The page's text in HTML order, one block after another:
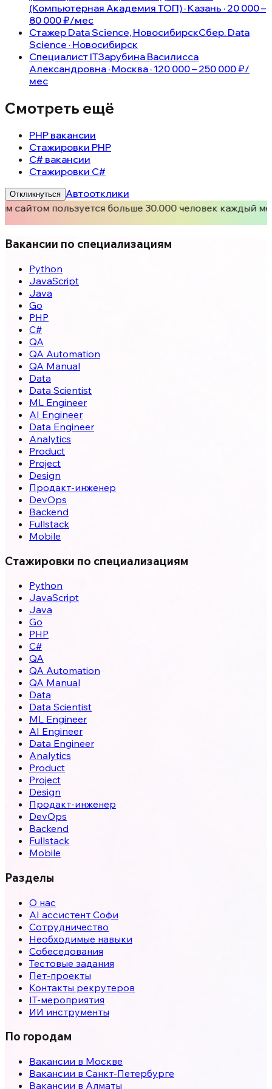
(Компьютерная Академия ТОП) · Казань · 20 000 –
80 000 ₽/мес
Стажер Data Science, НовосибирскСбер. Data
Science · Новосибирск
Специалист ITЗарубина Василисса
Александровна · Москва · 120 000 – 250 000 ₽/
мес
Смотреть ещё
PHP вакансии
Стажировки PHP
C# вакансии
Стажировки C#
Откликнуться Автоотклики
сайтом пользуется больше 30.000 человек каждый
Вакансии по специализациям
Python
JavaScript
Java
Go
PHP
C#
QA
QA Automation
QA Manual
Data
Data Scientist
ML Engineer
AI Engineer
Data Engineer
Analytics
Product
Project
Design
Продакт-инженер
DevOps
Backend
Fullstack
Mobile
Стажировки по специализациям
Python
JavaScript
Java
Go
PHP
C#
QA
QA Automation
QA Manual
Data
Data Scientist
ML Engineer
AI Engineer
Data Engineer
Analytics
Product
Project
Design
Продакт-инженер
DevOps
Backend
Fullstack
Mobile
Разделы
О нас
AI ассистент Софи
Сотрудничество
Необходимые навыки
Собеседования
Тестовые задания
Пет-проекты
Контакты рекрутеров
IT-мероприятия
ИИ инструменты
По городам
Вакансии в Москве
Вакансии в Санкт-Петербурге
Вакансии в Алматы